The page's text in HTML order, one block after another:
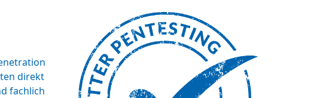
direkt
fachlich